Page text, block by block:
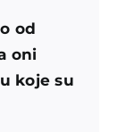
od
oni
koje su